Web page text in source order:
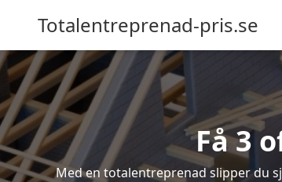
Totalentreprenad-pris.se
Få 3
Med en totalentreprenad slipper du